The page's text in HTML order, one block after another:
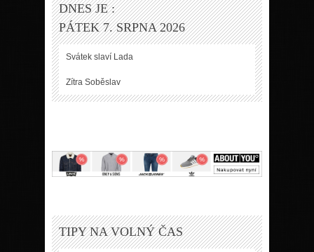
DNES JE :
PÁTEK 7. SRPNA 2026
Svátek slaví Lada
Zítra Soběslav
TIPY NA VOLNÝ ČAS